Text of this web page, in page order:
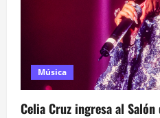
denuncia
históricas
show
Música
Celia Cruz ingresa al